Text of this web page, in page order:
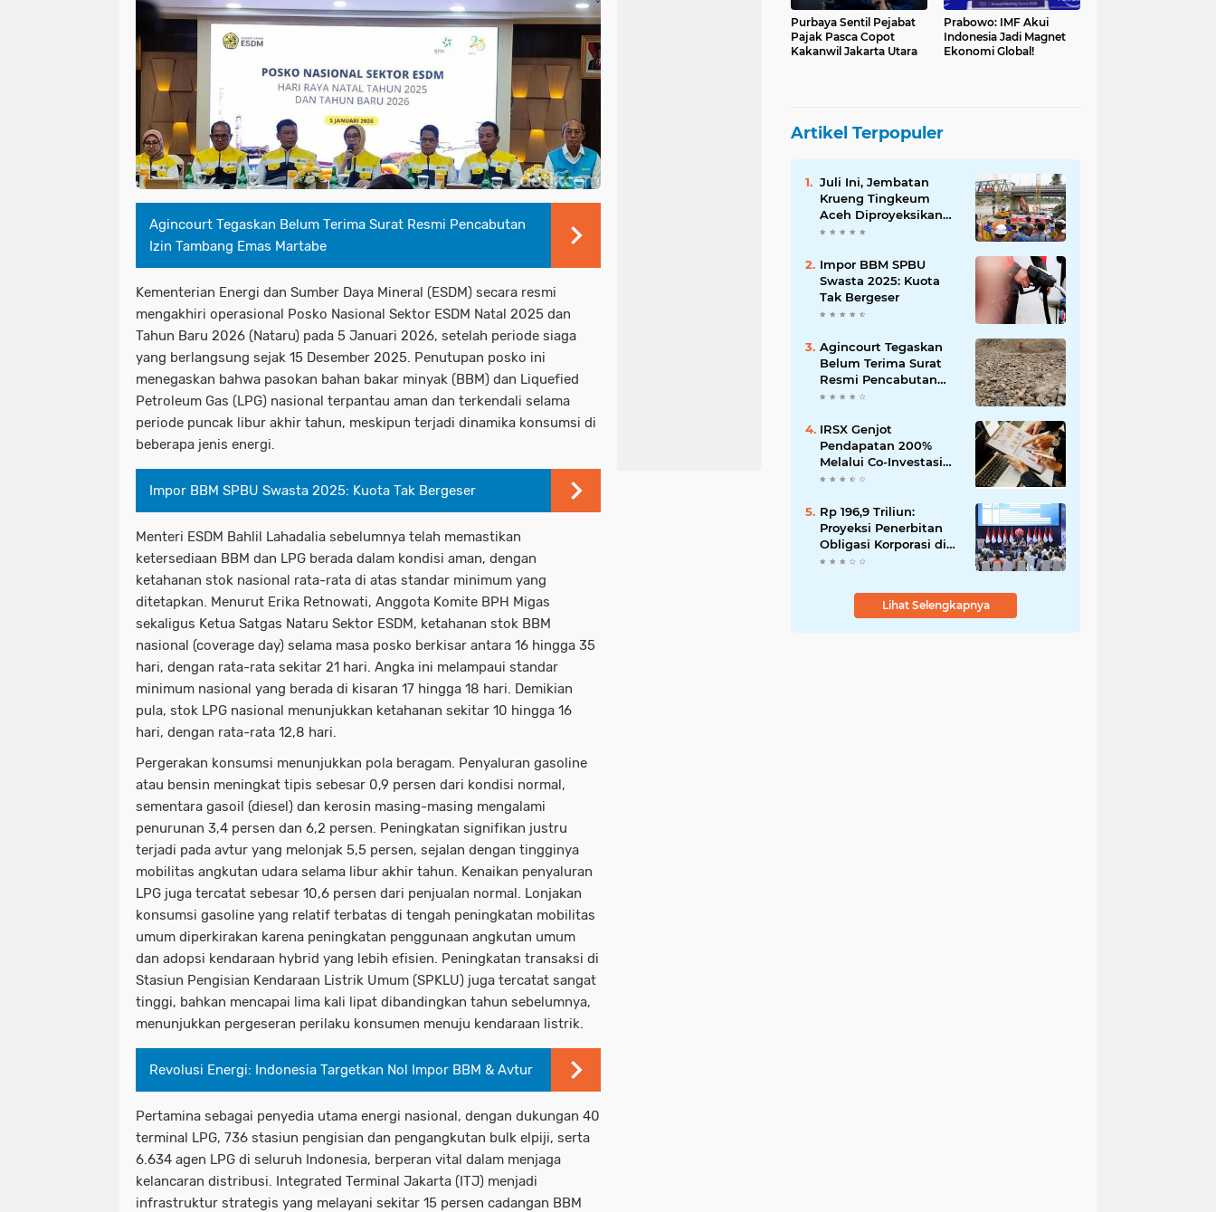
Agincourt Tegaskan Belum Terima Surat Resmi Pencabutan
Izin Tambang Emas Martabe
Kementerian Energi dan Sumber Daya Mineral (ESDM) secara resmi
mengakhiri operasional Posko Nasional Sektor ESDM Natal 2025 dan
Tahun Baru 2026 (Nataru) pada 5 Januari 2026, setelah periode siaga
yang berlangsung sejak 15 Desember 2025. Penutupan posko ini
menegaskan bahwa pasokan bahan bakar minyak (BBM) dan Liquefied
Petroleum Gas (LPG) nasional terpantau aman dan terkendali selama
periode puncak libur akhir tahun, meskipun terjadi dinamika konsumsi di
beberapa jenis energi.
Impor BBM SPBU Swasta 2025: Kuota Tak Bergeser
Menteri ESDM Bahlil Lahadalia sebelumnya telah memastikan
ketersediaan BBM dan LPG berada dalam kondisi aman, dengan
ketahanan stok nasional rata-rata di atas standar minimum yang
ditetapkan. Menurut Erika Retnowati, Anggota Komite BPH Migas
sekaligus Ketua Satgas Nataru Sektor ESDM, ketahanan stok BBM
nasional (coverage day) selama masa posko berkisar antara 16 hingga 35
hari, dengan rata-rata sekitar 21 hari. Angka ini melampaui standar
minimum nasional yang berada di kisaran 17 hingga 18 hari. Demikian
pula, stok LPG nasional menunjukkan ketahanan sekitar 10 hingga 16
hari, dengan rata-rata 12,8 hari.
Pergerakan konsumsi menunjukkan pola beragam. Penyaluran gasoline
atau bensin meningkat tipis sebesar 0,9 persen dari kondisi normal,
sementara gasoil (diesel) dan kerosin masing-masing mengalami
penurunan 3,4 persen dan 6,2 persen. Peningkatan signifikan justru
terjadi pada avtur yang melonjak 5,5 persen, sejalan dengan tingginya
mobilitas angkutan udara selama libur akhir tahun. Kenaikan penyaluran
LPG juga tercatat sebesar 10,6 persen dari penjualan normal. Lonjakan
konsumsi gasoline yang relatif terbatas di tengah peningkatan mobilitas
umum diperkirakan karena peningkatan penggunaan angkutan umum
dan adopsi kendaraan hybrid yang lebih efisien. Peningkatan transaksi di
Stasiun Pengisian Kendaraan Listrik Umum (SPKLU) juga tercatat sangat
tinggi, bahkan mencapai lima kali lipat dibandingkan tahun sebelumnya,
menunjukkan pergeseran perilaku konsumen menuju kendaraan listrik.
Revolusi Energi: Indonesia Targetkan Nol Impor BBM & Avtur
Pertamina sebagai penyedia utama energi nasional, dengan dukungan 40
terminal LPG, 736 stasiun pengisian dan pengangkutan bulk elpiji, serta
6.634 agen LPG di seluruh Indonesia, berperan vital dalam menjaga
kelancaran distribusi. Integrated Terminal Jakarta (ITJ) menjadi
infrastruktur strategis yang melayani sekitar 15 persen cadangan BBM
Purbaya Sentil Pejabat
Pajak Pasca Copot
Kakanwil Jakarta Utara
Prabowo: IMF Akui
Indonesia Jadi Magnet
Ekonomi Global!
Artikel Terpopuler
Juli Ini, Jembatan
Krueng Tingkeum
Aceh Diproyeksikan
Tuntas
Impor BBM SPBU
Swasta 2025: Kuota
Tak Bergeser
Agincourt Tegaskan
Belum Terima Surat
Resmi Pencabutan
Izin Tambang Emas
IRSX Genjot
Pendapatan 200%
Melalui Co-Investasi
10+ Film Layar Lebar
Rp 196,9 Triliun:
Proyeksi Penerbitan
Obligasi Korporasi di
Tahun 2026
Lihat Selengkapnya